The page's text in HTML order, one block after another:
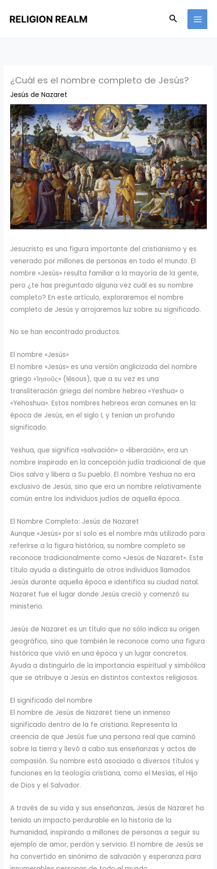
Buscar
¿Cuál es el nombre completo de Jesús?
Jesús de Nazaret
Jesucristo es una figura importante del cristianismo y es
venerado por millones de personas en todo el mundo. El
nombre «Jesús» resulta familiar a la mayoría de la gente,
pero ¿te has preguntado alguna vez cuál es su nombre
completo? En este artículo, exploraremos el nombre
completo de Jesús y arrojaremos luz sobre su significado.
No se han encontrado productos.
El nombre «Jesús»
El nombre «Jesús» es una versión anglicizada del nombre
griego «Ἰησοῦς» (Iēsous), que a su vez es una
transliteración griega del nombre hebreo «Yeshua» o
«Yehoshua». Estos nombres hebreos eran comunes en la
época de Jesús, en el siglo I, y tenían un profundo
significado.
Yeshua, que significa «salvación» o «liberación», era un
nombre inspirado en la concepción judía tradicional de que
Dios salva y libera a Su pueblo. El nombre Yeshua no era
exclusivo de Jesús, sino que era un nombre relativamente
común entre los individuos judíos de aquella época.
El Nombre Completo: Jesús de Nazaret
Aunque «Jesús» por sí solo es el nombre más utilizado para
referirse a la figura histórica, su nombre completo se
reconoce tradicionalmente como «Jesús de Nazaret». Este
título ayuda a distinguirlo de otros individuos llamados
Jesús durante aquella época e identifica su ciudad natal.
Nazaret fue el lugar donde Jesús creció y comenzó su
ministerio.
Jesús de Nazaret es un título que no sólo indica su origen
geográfico, sino que también le reconoce como una figura
histórica que vivió en una época y un lugar concretos.
Ayuda a distinguirlo de la importancia espiritual y simbólica
que se atribuye a Jesús en distintos contextos religiosos.
El significado del nombre
El nombre de Jesús de Nazaret tiene un inmenso
significado dentro de la fe cristiana. Representa la
creencia de que Jesús fue una persona real que caminó
sobre la tierra y llevó a cabo sus enseñanzas y actos de
compasión. Su nombre está asociado a diversos títulos y
funciones en la teología cristiana, como el Mesías, el Hijo
de Dios y el Salvador.
A través de su vida y sus enseñanzas, Jesús de Nazaret ha
tenido un impacto perdurable en la historia de la
humanidad, inspirando a millones de personas a seguir su
ejemplo de amor, perdón y servicio. El nombre de Jesús se
ha convertido en sinónimo de salvación y esperanza para